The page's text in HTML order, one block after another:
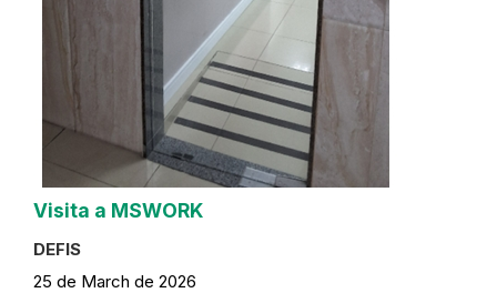
Visita a MSWORK
DEFIS
25 de March de 2026